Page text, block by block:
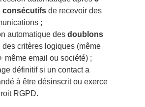
consécutifs de recevoir des
;
automatique des doublons
des critères logiques (même
même email ou société) ;
définitif si un contact a
à être désinscrit ou exerce
RGPD.